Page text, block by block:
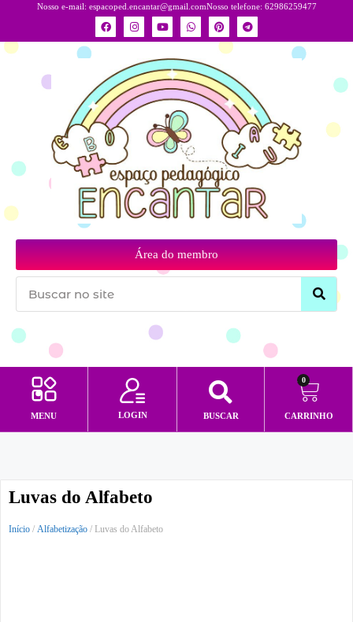
Nosso e-mail: espacoped.encantar@gmail.comNosso telefone: 62986259477
Área do membro
MENU LOGIN BUSCAR
0
CARRINHO
Luvas do Alfabeto
Início / Alfabetização / Luvas do Alfabeto